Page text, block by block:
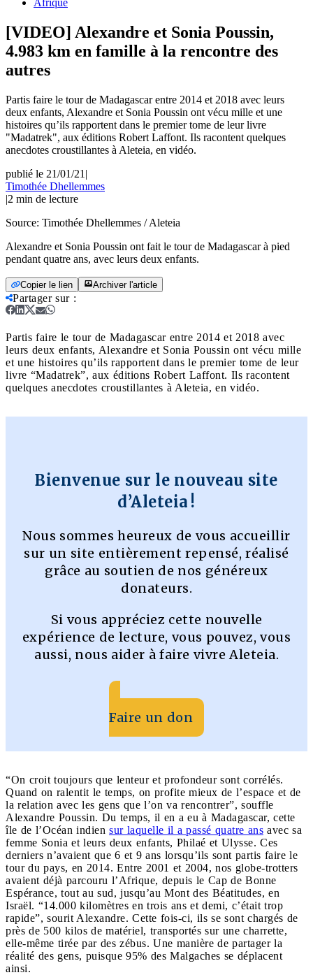
Afrique
[VIDEO] Alexandre et Sonia Poussin,
4.983 km en famille à la rencontre des
autres
Partis faire le tour de Madagascar entre 2014 et 2018 avec leurs
deux enfants, Alexandre et Sonia Poussin ont vécu mille et une
histoires qu’ils rapportent dans le premier tome de leur livre
"Madatrek", aux éditions Robert Laffont. Ils racontent quelques
anecdotes croustillantes à Aleteia, en vidéo.
publié le 21/01/21 |
Timothée Dhellemmes
|2 min de lecture
Source: Timothée Dhellemmes / Aleteia
Alexandre et Sonia Poussin ont fait le tour de Madagascar à pied
pendant quatre ans, avec leurs deux enfants.
Copier le lien Archiver l'article
Partager sur:
Partis faire le tour de Madagascar entre 2014 et 2018 avec
leurs deux enfants, Alexandre et Sonia Poussin ont vécu mille
et une histoires qu’ils rapportent dans le premier tome de leur
livre “Madatrek”, aux éditions Robert Laffont. Ils racontent
quelques anecdotes croustillantes à Aleteia, en vidéo.
Bienvenue sur le nouveau site
d’Aleteia !
Nous sommes heureux de vous accueillir
sur un site entièrement repensé, réalisé
grâce au soutien de nos généreux
donateurs.
Si vous appréciez cette nouvelle
expérience de lecture, vous pouvez, vous
aussi, nous aider à faire vivre Aleteia.
Faire un don
“On croit toujours que lenteur et profondeur sont corrélés.
Quand on ralentit le temps, on profite mieux de l’espace et de
la relation avec les gens que l’on va rencontrer”, souffle
Alexandre Poussin. Du temps, il en a eu à Madagascar, cette
île de l’Océan indien sur laquelle il a passé quatre ans avec sa
femme Sonia et leurs deux enfants, Philaé et Ulysse. Ces
derniers n’avaient que 6 et 9 ans lorsqu’ils sont partis faire le
tour du pays, en 2014. Entre 2001 et 2004, nos globe-trotters
avaient déjà parcouru l’Afrique, depuis le Cap de Bonne
Espérance, tout au sud, jusqu’au Mont des Béatitudes, en
Israël. “14.000 kilomètres en trois ans et demi, c’était trop
rapide”, sourit Alexandre. Cette fois-ci, ils se sont chargés de
près de 500 kilos de matériel, transportés sur une charrette,
elle-même tirée par des zébus. Une manière de partager la
réalité des gens, puisque 95% des Malgaches se déplacent
ainsi.